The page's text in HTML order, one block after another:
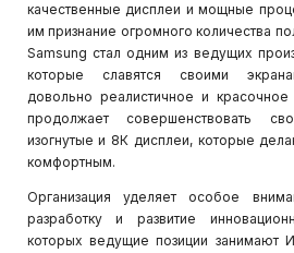
качественные дисплеи и мощные
им признание огромного количества
Samsung стал одним из ведущих
которые славятся своими
довольно реалистичное и
продолжает совершенствовать
изогнутые и 8К дисплеи, которые
комфортным.
Организация уделяет особое
разработку и развитие
которых ведущие позиции занимают
Системы
видеоаналитики
Структурированные
системы
Системы контроля и
доступом (СКУД)